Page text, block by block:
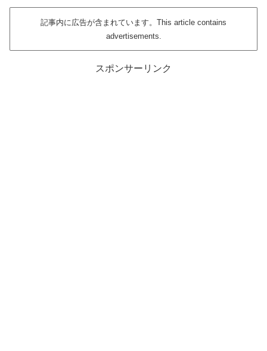
記事内に広告が含まれています。This article contains
advertisements.
スポンサーリンク